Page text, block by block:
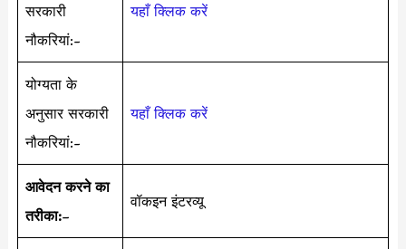
सरकारी
नौकरियां:-
यहाँ क्लिक करें
योग्यता के
अनुसार सरकारी
नौकरियां:-
यहाँ क्लिक करें
आवेदन करने का
तरीका:–
वॉकइन इंटरव्यू